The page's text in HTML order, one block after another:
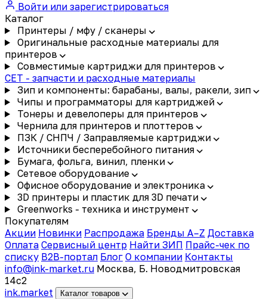
Войти или зарегистрироваться
Каталог
Принтеры / мфу / сканеры
Оригинальные расходные материалы для
принтеров
Совместимые картриджи для принтеров
CET - запчасти и расходные материалы
Зип и компоненты: барабаны, валы, ракели, зип
Чипы и программаторы для картриджей
Тонеры и девелоперы для принтеров
Чернила для принтеров и плоттеров
ПЗК / СНПЧ / Заправляемые картриджи
Источники бесперебойного питания
Бумага, фольга, винил, пленки
Сетевое оборудование
Офисное оборудование и электроника
3D принтеры и пластик для 3D печати
Greenworks - техника и инструмент
Покупателям
Акции Новинки Распродажа Бренды A–Z Доставка
Оплата Сервисный центр Найти ЗИП Прайс-чек по
списку B2B-портал Блог О компании Контакты
info@ink-market.ru Москва, Б. Новодмитровская
14с2
ink.market Каталог товаров